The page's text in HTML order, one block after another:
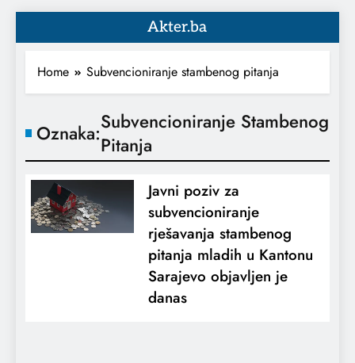
Akter.ba
Home Subvencioniranje stambenog pitanja
Oznaka:Subvencioniranje Stambenog
Pitanja
Javni poziv za
subvencioniranje
rješavanja stambenog
pitanja mladih u Kantonu
Sarajevo objavljen je
danas